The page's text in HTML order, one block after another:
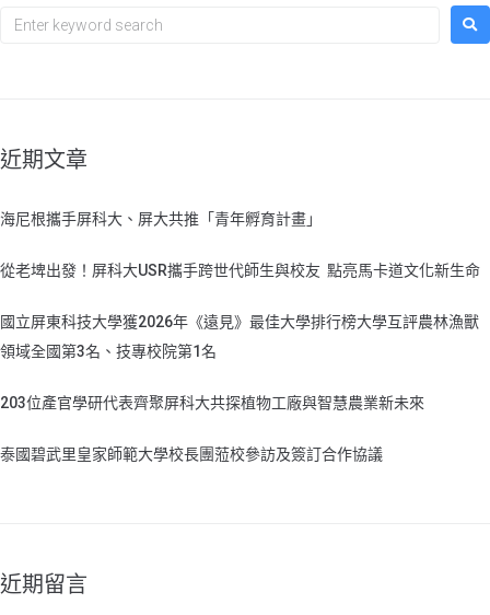
近期文章
海尼根攜手屏科大、屏大共推「青年孵育計畫」
從老埤出發！屏科大USR攜手跨世代師生與校友 點亮馬卡道文化新生命
國立屏東科技大學獲2026年《遠見》最佳大學排行榜大學互評農林漁獸
領域全國第3名、技專校院第1名
203位產官學研代表齊聚屏科大共探植物工廠與智慧農業新未來
泰國碧武里皇家師範大學校長團蒞校參訪及簽訂合作協議
近期留言